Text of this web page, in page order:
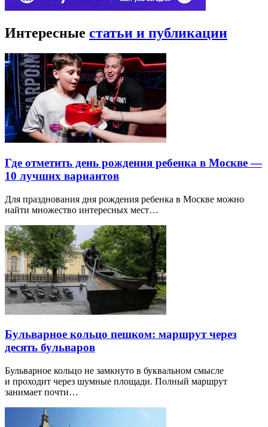
Интересные статьи и публикации
Где отметить день рождения ребенка в Москве —
10 лучших вариантов
Для празднования дня рождения ребенка в Москве можно
найти множество интересных мест…
Бульварное кольцо пешком: маршрут через
десять бульваров
Бульварное кольцо не замкнуто в буквальном смысле
и проходит через шумные площади. Полный маршрут
занимает почти…